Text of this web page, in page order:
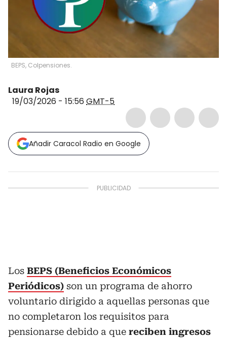
BEPS, Colpensiones.
Laura Rojas
19/03/2026 - 15:56 GMT-5
Añadir Caracol Radio en Google
Los BEPS (Beneficios Económicos
Periódicos) son un programa de ahorro
voluntario dirigido a aquellas personas que
no completaron los requisitos para
pensionarse debido a que reciben ingresos